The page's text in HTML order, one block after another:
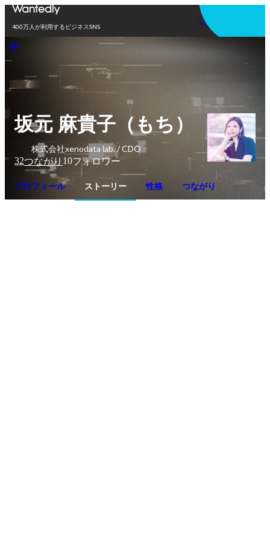
400万人が利用するビジネスSNS
アプリを使う
坂元 麻貴子（もち）
株式会社xenodata lab. / CDO
32つながり 10フォロワー
プロフィール ストーリー 性格 つながり